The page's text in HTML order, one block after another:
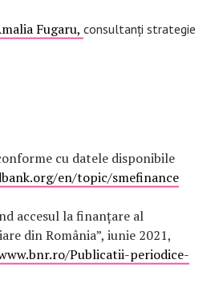
Fugaru, consultanți strategie
cu datele disponibile
en/topic/smefinance
accesul la finanțare al
din România”, iunie 2021,
Publicatii-periodice-